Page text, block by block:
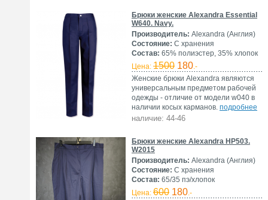
Брюки женские Alexandra Essential
W640. Navy.
Производитель: Alexandra (Англия)
Состояние: С хранения
Состав: 65% полиэстер, 35% хлопок
Цена: 1500 180.-
Женские брюки Alexandra являются
универсальным предметом рабочей
одежды - отличие от модели w040 в
наличии косых карманов. подробнее
наличие: 44-46
Брюки женские Alexandra HP503.
W2015
Производитель: Alexandra (Англия)
Состояние: С хранения
Состав: 65/35 пэ/хлопок
Цена: 600 180.-